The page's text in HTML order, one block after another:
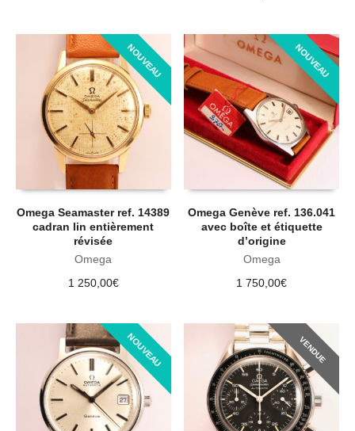
NOUVEAU
Omega Seamaster ref. 14389
cadran lin entièrement
révisée
Omega
1 250,00€
NOUVEAU
Omega Genève ref. 136.041
avec boîte et étiquette
d’origine
Omega
1 750,00€
NOUVEAU VENDUE